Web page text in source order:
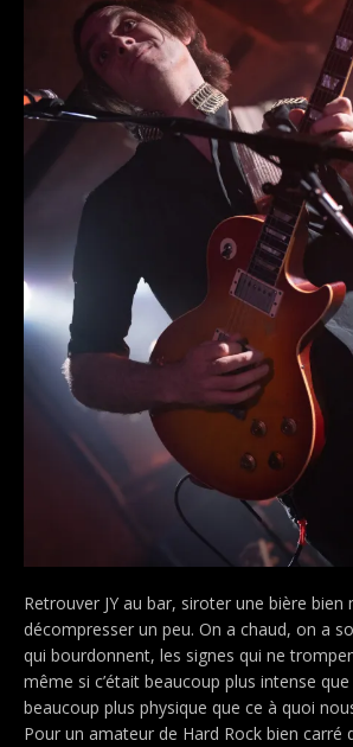
Retrouver JY au bar, siroter une bière bien
décompresser un peu. On a chaud, on a
qui bourdonnent, les signes qui ne
même si c’était beaucoup plus intense
beaucoup plus physique que ce à quoi
Pour un amateur de Hard Rock bien carré